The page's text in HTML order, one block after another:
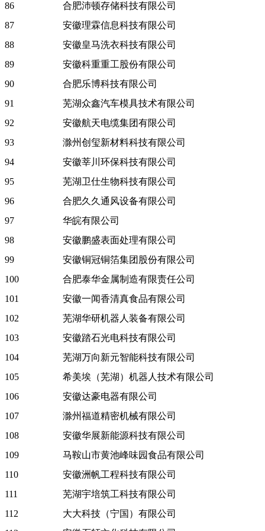
86
合肥沛顿存储科技有限公司
87
安徽理霖信息科技有限公司
88
安徽皇马洗衣科技有限公司
89
安徽科重重工股份有限公司
90
合肥乐博科技有限公司
91
芜湖众鑫汽车模具技术有限公司
92
安徽航天电缆集团有限公司
93
滁州创玺新材料科技有限公司
94
安徽莘川环保科技有限公司
95
芜湖卫仕生物科技有限公司
96
合肥久久通风设备有限公司
97
华皖有限公司
98
安徽鹏盛表面处理有限公司
99
安徽铜冠铜箔集团股份有限公司
100
合肥泰华金属制造有限责任公司
101
安徽一闻香清真食品有限公司
102
芜湖华研机器人装备有限公司
103
安徽踏石光电科技有限公司
104
芜湖万向新元智能科技有限公司
105
希美埃（芜湖）机器人技术有限公司
106
安徽达豪电器有限公司
107
滁州福道精密机械有限公司
108
安徽华展新能源科技有限公司
109
马鞍山市黄池峰味园食品有限公司
110
安徽洲帆工程科技有限公司
111
芜湖宇培筑工科技有限公司
112
大大科技（宁国）有限公司